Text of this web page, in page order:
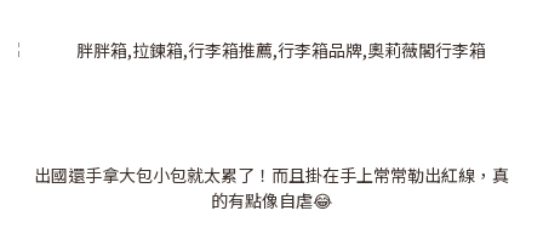
出國還手拿大包小包就太累了！而且掛在手上常常勒出紅線，真
的有點像自虐😂